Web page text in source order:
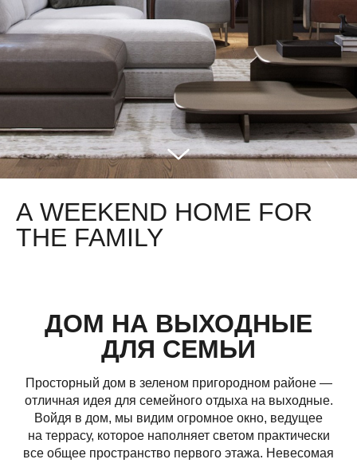
A WEEKEND HOME FOR
THE FAMILY
ДОМ НА ВЫХОДНЫЕ
ДЛЯ СЕМЬИ
Просторный дом в зеленом пригородном районе —
отличная идея для семейного отдыха на выходные.
Войдя в дом, мы видим огромное окно, ведущее
на террасу, которое наполняет светом практически
все общее пространство первого этажа. Невесомая